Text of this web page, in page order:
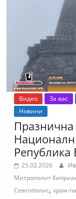
Видео За вас
Новини
Република
25.02.2026
Митрополит
Севтополис,храм-